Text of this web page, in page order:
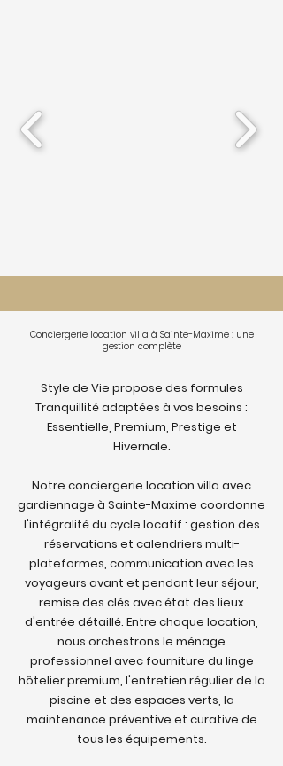
Conciergerie location villa à Sainte-Maxime : une
gestion complète
Style de Vie propose des formules
Tranquillité adaptées à vos besoins :
Essentielle, Premium, Prestige et
Hivernale.
Notre conciergerie location villa avec
gardiennage à Sainte-Maxime coordonne
l'intégralité du cycle locatif : gestion des
réservations et calendriers multi-
plateformes, communication avec les
voyageurs avant et pendant leur séjour,
remise des clés avec état des lieux
d'entrée détaillé. Entre chaque location,
nous orchestrons le ménage
professionnel avec fourniture du linge
hôtelier premium, l'entretien régulier de la
piscine et des espaces verts, la
maintenance préventive et curative de
tous les équipements.